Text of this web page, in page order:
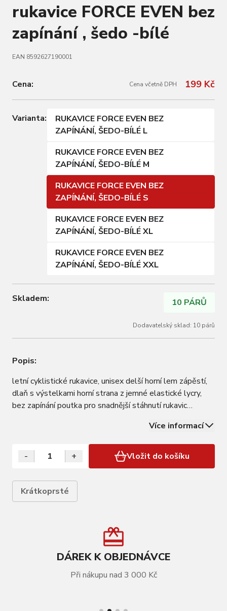
rukavice FORCE EVEN bez
zapínání , šedo -bílé
EAN 8592627190001
Cena: Cena včetně DPH 199 Kč
Varianta:
RUKAVICE FORCE EVEN BEZ
ZAPÍNÁNÍ, ŠEDO-BÍLÉ L
RUKAVICE FORCE EVEN BEZ
ZAPÍNÁNÍ, ŠEDO-BÍLÉ M
RUKAVICE FORCE EVEN BEZ
ZAPÍNÁNÍ, ŠEDO-BÍLÉ S
RUKAVICE FORCE EVEN BEZ
ZAPÍNÁNÍ, ŠEDO-BÍLÉ XL
RUKAVICE FORCE EVEN BEZ
ZAPÍNÁNÍ, ŠEDO-BÍLÉ XXL
Skladem: 10 PÁRŮ
Dodavatelský sklad: 10 párů
Popis:
letní cyklistické rukavice, unisex delší horní lem zápěstí,
dlaň s výstelkami horní strana z jemné elastické lycry,
bez zapínání poutka pro snadnější stáhnutí rukavic
Více informací
- + Vložit do košíku
Krátkoprsté
DÁREK K OBJEDNÁVCE
Při nákupu nad 3 000 Kč